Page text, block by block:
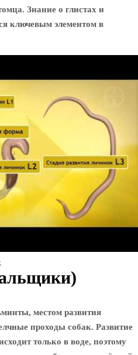
Знание о глистах и
ключевым элементом в
местом развития
проходы собак. Развитие
только в воде, поэтому